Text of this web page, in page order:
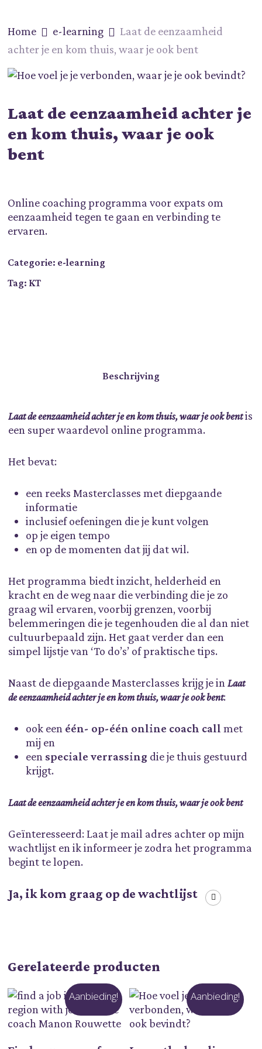
main
content
Home e-learning
Laat de eenzaamheid
achter je en kom thuis, waar je ook bent
Laat de eenzaamheid achter je
en kom thuis, waar je ook
bent
Online coaching programma voor expats om
eenzaamheid tegen te gaan en verbinding te
ervaren.
Categorie: e-learning
Tag:KT
Beschrijving
Laat de eenzaamheid achter je en kom thuis, waar je ook bentis
een super waardevol online programma.
Het bevat:
een reeks Masterclasses met diepgaande
informatie
inclusief oefeningen die je kunt volgen
op je eigen tempo
en op de momenten dat jij dat wil.
Het programma biedt inzicht, helderheid en
kracht en de weg naar die verbinding die je zo
graag wil ervaren, voorbij grenzen, voorbij
belemmeringen die je tegenhouden die al dan niet
cultuurbepaald zijn. Het gaat verder dan een
simpel lijstje van ‘To do’s’ of praktische tips.
Naast de diepgaande Masterclasses krijg je in Laat
de eenzaamheid achter je en kom thuis, waar je ook bent:
ook een één- op-één online coach call met
mij en
een speciale verrassing die je thuis gestuurd
krijgt.
Laat de eenzaamheid achter je en kom thuis, waar je ook bent
Geïnteresseerd: Laat je mail adres achter op mijn
wachtlijst en ik informeer je zodra het programma
begint te lopen.
Ja, ik kom graag op de wachtlijst
Gerelateerde producten
Aanbieding! Aanbieding!